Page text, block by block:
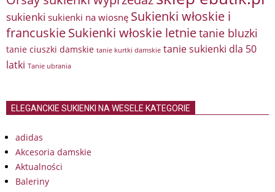
sukienki sukienki na wiosnę Sukienki włoskie i
francuskieSukienki włoskie letnietanie bluzki
tanie ciuszki damskie tanie kurtki damskie tanie sukienki dla 50
latki Tanie ubrania
ELEGANCKIE SUKIENKI NA WESELE KATEGORIE
adidas
Akcesoria damskie
Aktualności
Baleriny